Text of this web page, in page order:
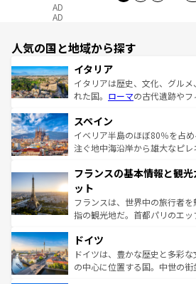
AD
AD
人気の国と地域から探す
イタリア
イタリアは歴史、文化、グル
れた国。 ローマの古代遺跡や
ろん、トスカーナの美しい田園
景など、自然景観も見逃せな
ピザやパスタなど、絶品のイ
ませてくれるイタリアで、忘れ
なお、新着のイタリア情報は
しい。
スペイン
イベリア半島のほぼ80％を占
注ぐ地中海沿岸から雄大なピ
文化が根付くこの国では、情熱
れる闘牛、そして美味しいタパ
る。首都マドリードの洗練さ
アートに溢れた街角から、地
せる。地方によって風土や気候
性で訪
ンテンツ一覧を参照してほしい
フランスの基本情報と観
ット
フランスは、世界中の旅行者
指の観光地だ。首都パリのエ
で、幅広い魅力が詰まっている
聖堂、美しいビーチ、そして
から魅了する。また、フラン
ドイツ
ドイツは、豊かな歴史と多彩
の中心に位置する国。中世の